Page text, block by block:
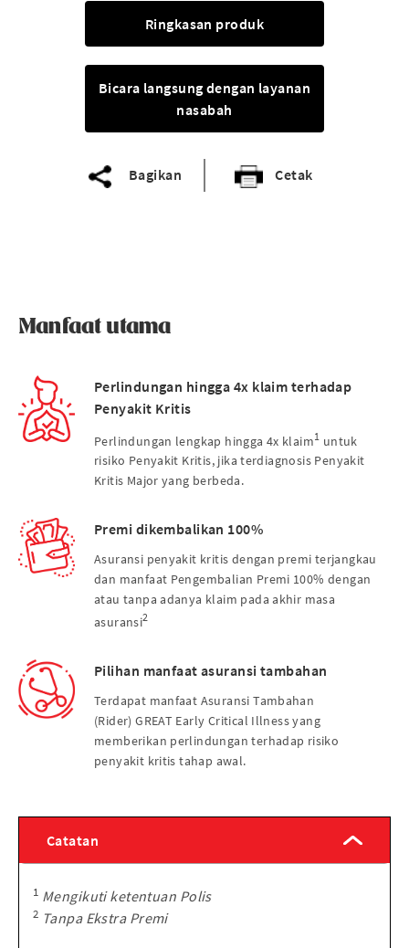
Ringkasan produk
Bicara langsung dengan layanan
nasabah
Bagikan Cetak
Manfaat utama
Perlindungan hingga 4x klaim terhadap
Penyakit Kritis
Perlindungan lengkap hingga 4x klaim1 untuk
risiko Penyakit Kritis, jika terdiagnosis Penyakit
Kritis Major yang berbeda.
Premi dikembalikan 100%
Asuransi penyakit kritis dengan premi terjangkau
dan manfaat Pengembalian Premi 100% dengan
atau tanpa adanya klaim pada akhir masa
asuransi2
Pilihan manfaat asuransi tambahan
Terdapat manfaat Asuransi Tambahan
(Rider) GREAT Early Critical Illness yang
memberikan perlindungan terhadap risiko
penyakit kritis tahap awal.
Catatan
1 Mengikuti ketentuan Polis
2 Tanpa Ekstra Premi